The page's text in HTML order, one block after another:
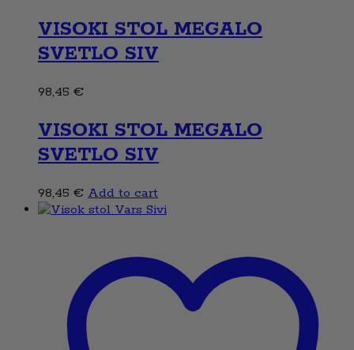
VISOKI STOL MEGALO
SVETLO SIV
98,45 €
VISOKI STOL MEGALO
SVETLO SIV
98,45 € Add to cart